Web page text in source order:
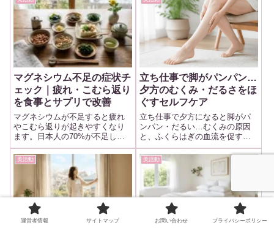
マグネシウム不足の症状チ
ェック｜疲れ・こむら返り
を食事とサプリで改善
マグネシウムが不足すると疲れ
やこむら返りが起きやすくなり
ます。日本人の70%が不足して
いるマグネシウムを食べ物とサ
プリで効率よく補う方法を解説
します。
立ち仕事で脚がパンパン…
夕方のむくみ・だるさをほ
ぐすセルフケア
立ち仕事で夕方になると脚がパ
ンパン・だるい…むくみの原因
と、ふくらはぎの血流を促すセ
ルフケアをまとめました。すき
ま時間のかかと上げ下げやマッ
サージ、着圧ソックスの選び
方、受診の目安まで立ち仕事の
方向けに解説します。
美活動 美活動
運営者情報 サイトマップ お問い合わせ プライバシーポリシー